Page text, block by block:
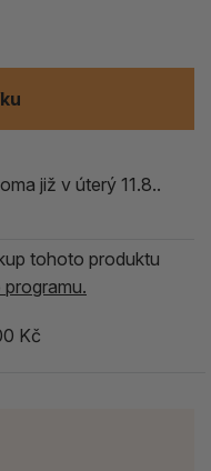
již v úterý 11.8..
tohoto produktu
Kč